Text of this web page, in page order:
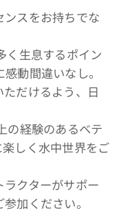
スをお持ちでな
く生息するポイン
動間違いなし。
だけるよう、日
の経験のあるベテ
しく水中世界をご
クターがサポー
加ください。